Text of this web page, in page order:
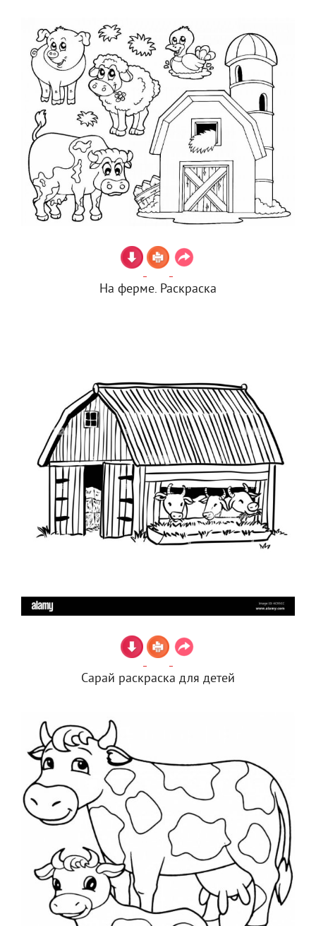
На ферме. Раскраска
Сарай раскраска для детей